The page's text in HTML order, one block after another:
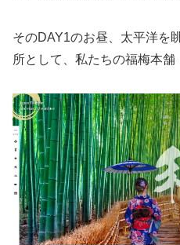
そのDAY1のお昼、太平洋を
所として、私たちの福梅本舗